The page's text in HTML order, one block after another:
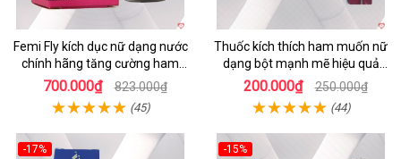
Femi Fly kích dục nữ dạng nước
chính hãng tăng cường ham
muốn
700.000₫ 823.000₫
(45)
Thuốc kích thích ham muốn nữ
dạng bột mạnh mẽ hiệu quả
nhanh
200.000₫ 250.000₫
(44)
-17%
-15%